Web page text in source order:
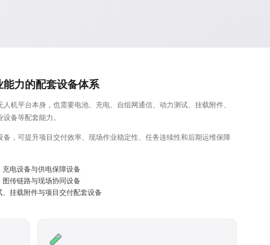
能力的配套设备体系
机平台本身，也需要电池、充电、自组网通信、动力测试、挂载附件、
备等配套能力。
备，可提升项目交付效率、现场作业稳定性、任务连续性和后期运维保障
电设备与供电保障设备
传链路与现场协同设备
挂载附件与项目交付配套设备